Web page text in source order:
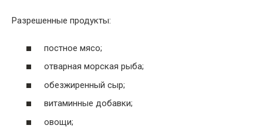
Разрешенные продукты:
постное мясо;
отварная морская рыба;
обезжиренный сыр;
витаминные добавки;
овощи;